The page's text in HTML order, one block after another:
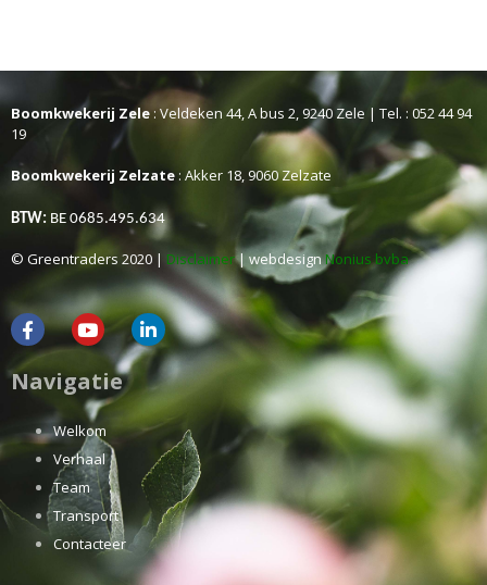
Boomkwekerij Zele: Veldeken 44, A bus 2, 9240 Zele | Tel. : 052 44 94
19
Boomkwekerij Zelzate : Akker 18, 9060 Zelzate
BTW: BE 0685.495.634
© Greentraders 2020 | Disclaimer| webdesignNonius bvba
Navigatie
Welkom
Verhaal
Team
Transport
Contacteer